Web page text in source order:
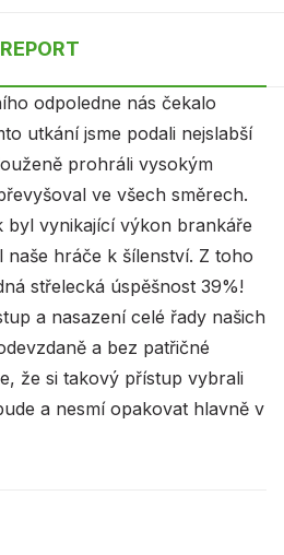
REPORT
odpoledne nás čekalo
utkání jsme podali nejslabší
prohráli vysokým
ve všech směrech.
byl vynikající výkon brankáře
naše hráče k šílenství. Z toho
střelecká úspěšnost 39%!
a nasazení celé řady našich
a bez patřičné
že si takový přístup vybrali
a nesmí opakovat hlavně v